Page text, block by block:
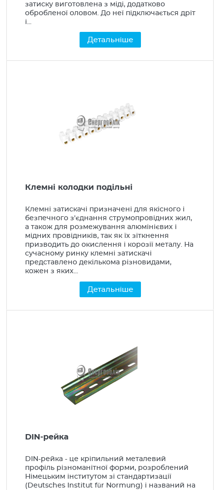
Освітлення
Побутова інсталяція
затиску виготовлена ​​з міді, додатково
обробленої оловом. До неї підключається дріт
і...
Детальніше
Клемні колодки подільні
Клемні затискачі призначені для якісного і
безпечного з'єднання струмопровідних жил,
а також для розмежування алюмінієвих і
мідних провідників, так як їх зіткнення
призводить до окислення і корозії металу. На
сучасному ринку клемні затискачі
представлено декількома різновидами,
кожен з яких...
Детальніше
DIN-рейка
DIN-рейка - це кріпильний металевий
профіль різноманітної форми, розроблений
Німецьким інститутом зі стандартизації
(Deutsches Institut für Normung) і названий на